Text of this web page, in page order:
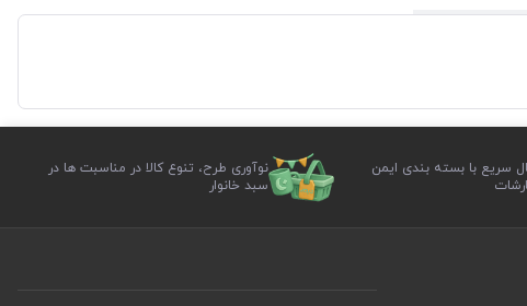
سریع با بسته بندی ایمن
نوآوری طرح، تنوع کالا در مناسبت ها در
سبد خانوار